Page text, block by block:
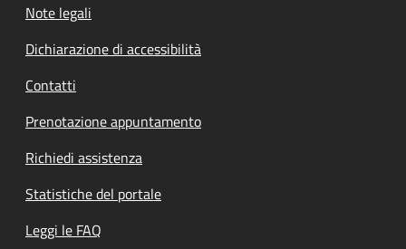
Note legali
Dichiarazione di accessibilità
Contatti
Prenotazione appuntamento
Richiedi assistenza
Statistiche del portale
Leggi le FAQ